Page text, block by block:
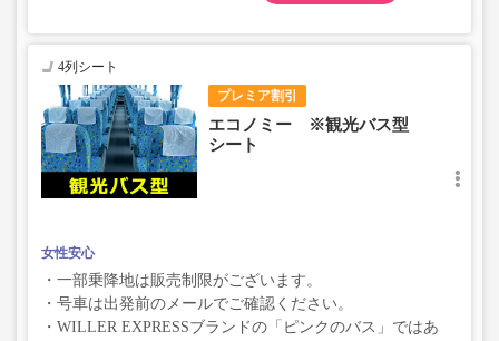
プレミア割引
4列シート
エコノミー ※観光バス型
シート
女性安心
・一部乗降地は販売制限がございます。
・号車は出発前のメールでご確認ください。
・WILLER EXPRESSブランドの「ピンクのバス」ではあ